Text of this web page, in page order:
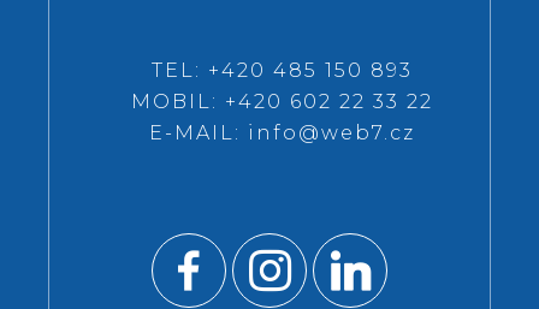
TEL: +420 485 150 893
MOBIL: +420 602 22 33 22
E-MAIL: info@web7.cz